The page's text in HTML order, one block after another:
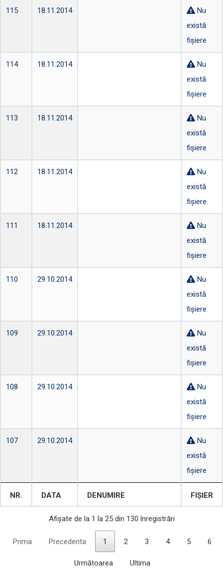
115 18.11.2014
Nu
există
fișiere
114 18.11.2014
Nu
există
fișiere
113 18.11.2014
Nu
există
fișiere
112 18.11.2014
Nu
există
fișiere
111 18.11.2014
Nu
există
fișiere
110 29.10.2014
Nu
există
fișiere
109 29.10.2014
Nu
există
fișiere
108 29.10.2014
Nu
există
fișiere
107 29.10.2014
Nu
există
fișiere
NR. DATA DENUMIRE FIȘIER
Afișate de la 1 la 25 din 130 înregistrări
Prima Precedenta 1 2 3 4 5 6
Următoarea Ultima